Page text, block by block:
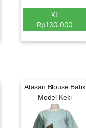
XL
Rp130.000
Atasan Blouse Batik
Model Keki